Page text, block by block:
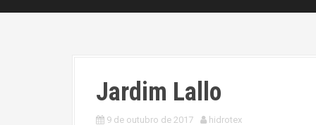
Jardim Lallo
9 de outubro de 2017 hidrotex